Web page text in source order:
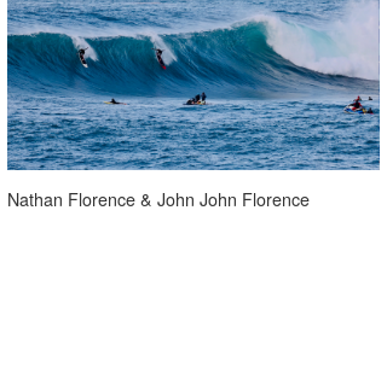
Nathan Florence & John John Florence